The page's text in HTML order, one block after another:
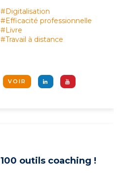
#Digitalisation
#Efficacité professionnelle
#Livre
#Travail à distance
VOIR
100 outils coaching !